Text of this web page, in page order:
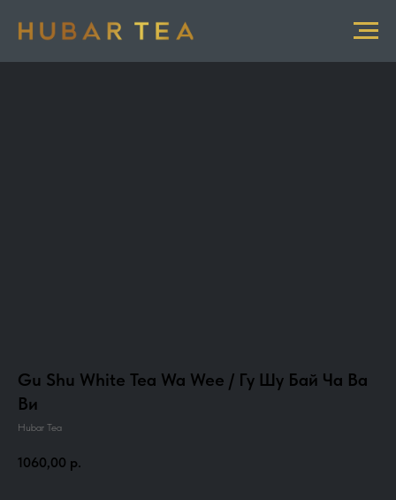
Gu Shu White Tea Wa Wee / Гу Шу Бай Ча Ва
Ви
Hubar Tea
1060,00 р.